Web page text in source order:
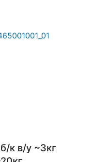
к в/у ~3кг